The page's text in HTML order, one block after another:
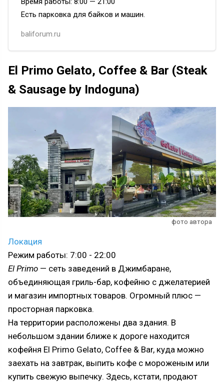
Есть парковка для байков и машин.
едой, выпечкой, напитками
и улыбчивым внимательным
быстро отдает заказы.
baliforum.ru
El Primo Gelato, Coffee & Bar (Steak
& Sausage by Indoguna)
фото автора
Локация
Режим работы: 7:00 - 22:00
El Primo — сеть заведений в Джимбаране,
объединяющая гриль-бар, кофейню с джелатерией
и магазин импортных товаров. Огромный плюс —
просторная парковка.
На территории расположены два здания. В
небольшом здании ближе к дороге находится
кофейня El Primo Gelato, Coffee & Bar, куда можно
заехать на завтрак, выпить кофе с мороженым или
купить свежую выпечку. Здесь, кстати, продают